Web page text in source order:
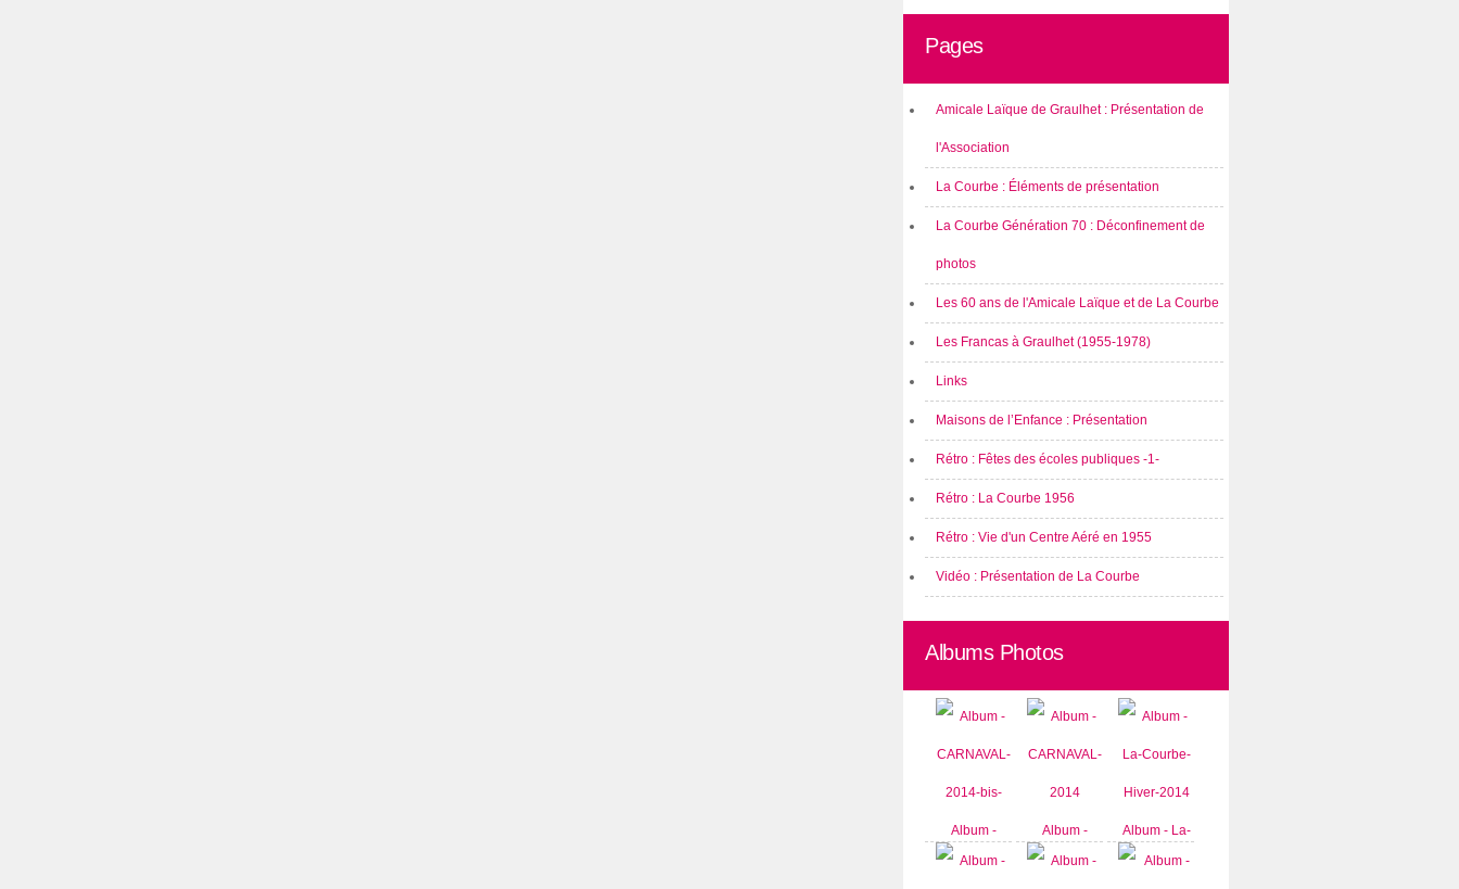
Pages
Amicale Laïque de Graulhet : Présentation de
l'Association
La Courbe : Éléments de présentation
La Courbe Génération 70 : Déconfinement de
photos
Les 60 ans de l'Amicale Laïque et de La Courbe
Les Francas à Graulhet (1955-1978)
Links
Maisons de l’Enfance : Présentation
Rétro : Fêtes des écoles publiques -1-
Rétro : La Courbe 1956
Rétro : Vie d'un Centre Aéré en 1955
Vidéo : Présentation de La Courbe
Albums Photos
Album -
CARNAVAL-
Album -
CARNAVAL-
Album - La-
Courbe-